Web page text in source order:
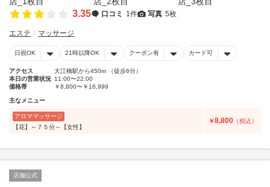
3.35 口コミ 1件 写真 5枚
エステ マッサージ
日祝OK 21時以降OK クーポン有 カード可
アクセス
大江橋駅から450m （徒歩6分）
本日の営業状況 11:00〜22:00
価格帯
￥8,800〜￥16,999
主なメニュー
アロママッサージ
【花】～７５分～【女性】
￥8,800 （税込）
店舗公式